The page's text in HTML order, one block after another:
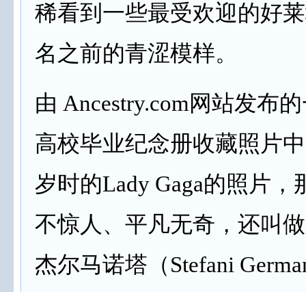
稀看到一些最受欢迎的好
名之前的青涩模样。
由 Ancestry.com网站发布
高校毕业纪念册收藏照片
岁时的Lady Gaga的照片，
不惊人、平凡无奇，还叫
杰尔马诺塔（Stefani